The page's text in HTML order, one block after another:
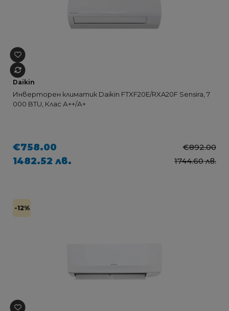
Daikin
Инверторен климатик Daikin FTXF20E/RXA20F Sensira, 7
000 BTU, Клас А++/А+
€758.00 €892.00
1482.52 лв. 1744.60 лв.
-12%